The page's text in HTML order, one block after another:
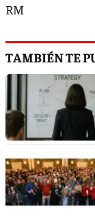
RM
TAMBIÉN TE